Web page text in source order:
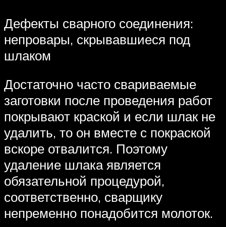
Дефекты сварного соединения:
непровары, скрывавшиеся под
шлаком
Достаточно часто свариваемые
заготовки после проведения работ
покрывают краской и если шлак не
удалить, то он вместе с покраской
вскоре отвалится. Поэтому
удаление шлака является
обязательной процедурой,
соответственно, сварщику
непременно понадобится молоток.